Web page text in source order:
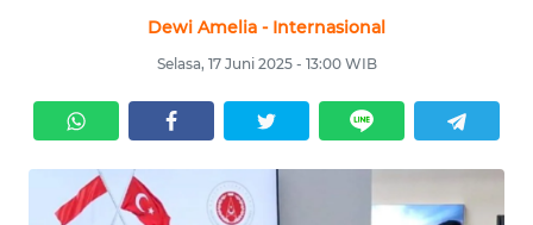
Dewi Amelia - Internasional
Selasa, 17 Juni 2025 - 13:00 WIB
KRIMINAL
EKUIN